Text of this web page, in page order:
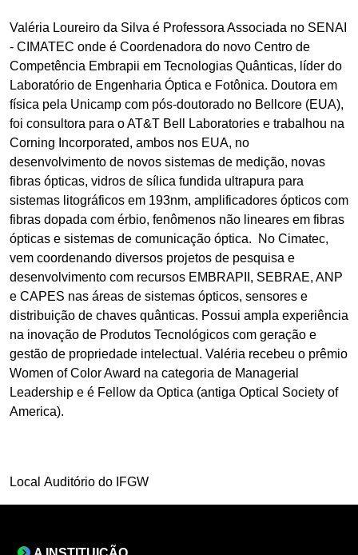
Valéria Loureiro da Silva é Professora Associada no SENAI
- CIMATEC onde é Coordenadora do novo Centro de
Competência Embrapii em Tecnologias Quânticas, líder do
Laboratório de Engenharia Óptica e Fotônica. Doutora em
física pela Unicamp com pós-doutorado no Bellcore (EUA),
foi consultora para o AT&T Bell Laboratories e trabalhou na
Corning Incorporated, ambos nos EUA, no
desenvolvimento de novos sistemas de medição, novas
fibras ópticas, vidros de sílica fundida ultrapura para
sistemas litográficos em 193nm, amplificadores ópticos com
fibras dopada com érbio, fenômenos não lineares em fibras
ópticas e sistemas de comunicação óptica. No Cimatec,
vem coordenando diversos projetos de pesquisa e
desenvolvimento com recursos EMBRAPII, SEBRAE, ANP
e CAPES nas áreas de sistemas ópticos, sensores e
distribuição de chaves quânticas. Possui ampla experiência
na inovação de Produtos Tecnológicos com geração e
gestão de propriedade intelectual. Valéria recebeu o prêmio
Women of Color Award na categoria de Managerial
Leadership e é Fellow da Optica (antiga Optical Society of
America).
Local Auditório do IFGW